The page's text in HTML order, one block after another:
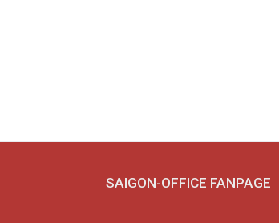
SAIGON-OFFICE FANPAGE